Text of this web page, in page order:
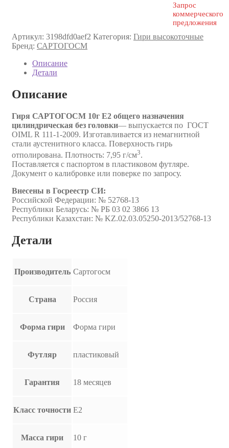
Запрос
коммерческого
предложения
Артикул: 3198dfd0aef2 Категория: Гири высокоточные
Бренд: САРТОГОСМ
Описание
Детали
Описание
Гиря САРТОГОСМ 10г E2 общего назначения
цилиндрическая без головки— выпускается по ГОСТ
OIML R 111-1-2009. Изготавливается из немагнитной
стали аустенитного класса. Поверхность гирь
отполирована. Плотность: 7,95 г/см3.
Поставляется с паспортом в пластиковом футляре.
Документ о калибровке или поверке по запросу.
Внесены в Госреестр CИ:
Российской Федерации: № 52768-13
Республики Беларусь: № РБ 03 02 3866 13
Республики Казахстан: № KZ.02.03.05250-2013/52768-13
Детали
Производитель Сартогосм
Страна Россия
Форма гири Форма гири
Футляр пластиковый
Гарантия 18 месяцев
Класс точности E2
Масса гири 10 г